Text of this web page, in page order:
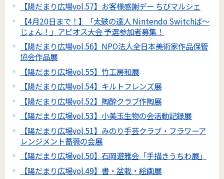
【陽だまり広場vol.57】お客様感謝デー ちびマルシェ
【4月20日まで！】「太鼓の達人 Nintendo Switchば～
じょん！」アピオス大会 予選参加者募集！
【陽だまり広場vol.56】NPO法人全日本美術家作品保管
協会作品展
【陽だまり広場vol.55】竹工房和展
【陽だまり広場vol.54】キルトフレンズ展
【陽だまり広場vol.52】陶酔クラブ作陶展
【陽だまり広場vol.53】小美玉生物の会活動記録展
【陽だまり広場vol.51】みのり手芸クラブ・フラワーア
レンジメント薔薇の会展
【陽だまり広場vol.50】石岡遊雅会「手描きうちわ展」
【陽だまり広場vol.49】書・盆栽・絵画展